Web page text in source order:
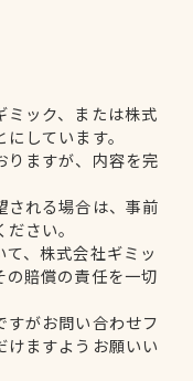
ミック、または株式
しています。
りますが、内容を完
される場合は、事前
さい。
、株式会社ギミッ
の賠償の責任を一切
すがお問い合わせフ
けますようお願いい